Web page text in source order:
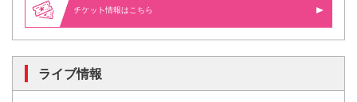
情報はこちら
ライブ情報